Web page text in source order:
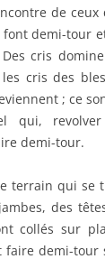
faire demi-tour
qui nous
Celui-
crie dans un
avec deux
Sénéchal